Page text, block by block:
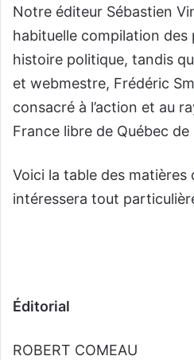
Notre éditeur Sébastien
habituelle compilation
histoire politique, tandis
et webmestre, Frédéric
consacré à l’action et au
France libre de Québec de
Voici la table des matières
intéressera tout
Éditorial
ROBERT COMEAU